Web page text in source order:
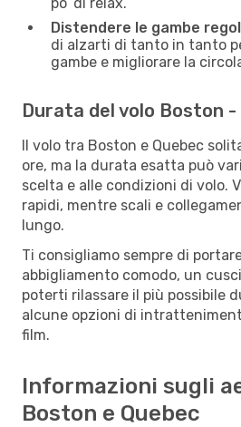
Distendere le gambe
di alzarti di tanto in tanto
gambe e migliorare la
Durata del volo Boston -
Il volo tra Boston e Quebec
ore, ma la durata esatta può
scelta e alle condizioni di volo.
rapidi, mentre scali e
lungo.
Ti consigliamo sempre di
abbigliamento comodo, un
poterti rilassare il più possibile
alcune opzioni di
film.
Informazioni sugli
Boston e Quebec